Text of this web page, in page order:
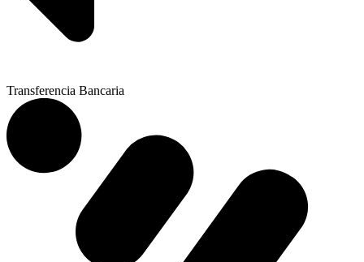
Transferencia Bancaria